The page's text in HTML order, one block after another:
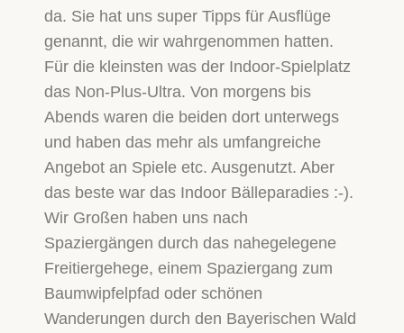
da. Sie hat uns super Tipps für Ausflüge
genannt, die wir wahrgenommen hatten.
Für die kleinsten was der Indoor-Spielplatz
das Non-Plus-Ultra. Von morgens bis
Abends waren die beiden dort unterwegs
und haben das mehr als umfangreiche
Angebot an Spiele etc. Ausgenutzt. Aber
das beste war das Indoor Bälleparadies :-).
Wir Großen haben uns nach
Spaziergängen durch das nahegelegene
Freitiergehege, einem Spaziergang zum
Baumwipfelpfad oder schönen
Wanderungen durch den Bayerischen Wald